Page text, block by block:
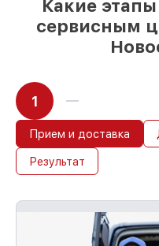
Какие
сервисным
1
Прием и доставка
Результат